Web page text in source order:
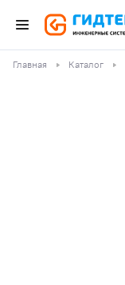
Главная Каталог